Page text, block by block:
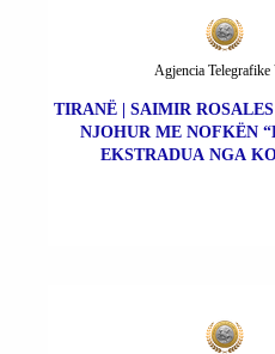
TIRANË | SAIMIR
NJOHUR ME NOFKËN
EKSTRADUA NGA
Agjencia Telegrafike